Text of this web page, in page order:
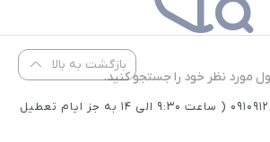
مورد نظر خود را جستجو کنید.
بازگشت به بالا
09109128800 ( ساعت 9:30 الی 14 به جز ایام تعطیل